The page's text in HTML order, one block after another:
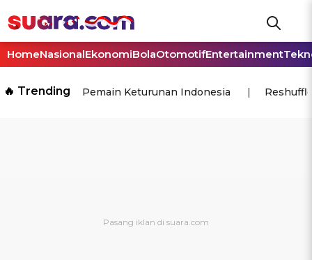
HomeNasionalEkonomiBolaOtomotifEntertainment
🔥 Trending Pemain Keturunan Indonesia